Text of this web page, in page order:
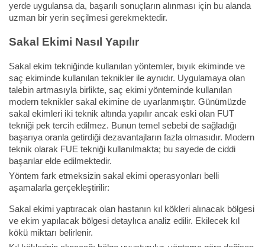
yerde uygulansa da, başarılı sonuçların alınması için bu alanda
uzman bir yerin seçilmesi gerekmektedir.
Sakal Ekimi Nasıl Yapılır
Sakal ekim tekniğinde kullanılan yöntemler, bıyık ekiminde ve
saç ekiminde kullanılan teknikler ile aynıdır. Uygulamaya olan
talebin artmasıyla birlikte, saç ekimi yönteminde kullanılan
modern teknikler sakal ekimine de uyarlanmıştır. Günümüzde
sakal ekimleri iki teknik altında yapılır ancak eski olan FUT
tekniği pek tercih edilmez. Bunun temel sebebi de sağladığı
başarıya oranla getirdiği dezavantajların fazla olmasıdır. Modern
teknik olarak FUE tekniği kullanılmakta; bu sayede de ciddi
başarılar elde edilmektedir.
Yöntem fark etmeksizin sakal ekimi operasyonları belli
aşamalarla gerçekleştirilir:
Sakal ekimi yaptıracak olan hastanın kıl kökleri alınacak bölgesi
ve ekim yapılacak bölgesi detaylıca analiz edilir. Ekilecek kıl
kökü miktarı belirlenir.